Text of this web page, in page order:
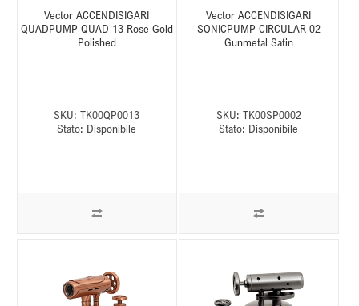
Vector ACCENDISIGARI
QUADPUMP QUAD 13 Rose Gold
Polished
SKU: TK00QP0013
Stato: Disponibile
Vector ACCENDISIGARI
SONICPUMP CIRCULAR 02
Gunmetal Satin
SKU: TK00SP0002
Stato: Disponibile